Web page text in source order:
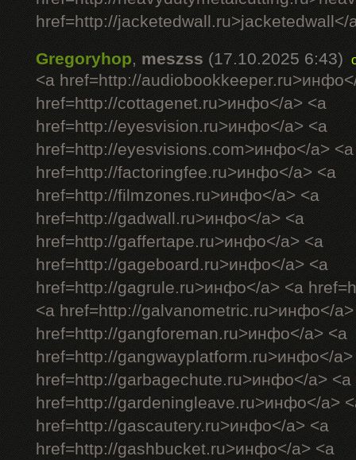
href=http://jacketedwall.ru>jacketedwall</
Gregoryhop,meszss (17.10.2025 6:43)
<a href=http://
href=http://cottagenet.ru>инфо</a> <a
href=http://eyesvision.ru>инфо</a> <a
href=http://eyesvisions.com>инфо</a> <a
href=http://factoringfee.ru>инфо</a> <a
href=http://filmzones.ru>инфо</a> <a
href=http://gadwall.ru>инфо</a> <a
href=http://gaffertape.ru>инфо</a> <a
href=http://gageboard.ru>инфо</a> <a
href=http://gagrule.ru>инфо</a> <a
<a href=http://galvanometric.ru>инфо</
href=http://gangforeman.ru>инфо</a> <a
href=http://gangwayplatform.ru>инфо</a>
href=http://garbagechute.ru>инфо</a> <a
href=http://gardeningleave.ru>инфо</a>
href=http://gascautery.ru>инфо</a> <a
href=http://gashbucket.ru>инфо</a> <a